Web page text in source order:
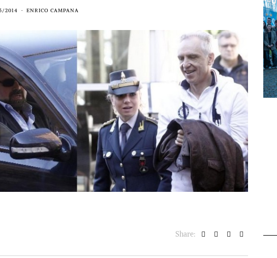
2014 ENRICO CAMPANA
Share:
BASKET NEWS,ULTIMISSIME
Alla Roig Arena di
Valencia arriva «The
Eye»
14/07/2025
BASKET NEWS ,ULTIMISSIME
Piazza Paci a canestro
con un’opera d’arte a
cielo aperto
17/06/2026